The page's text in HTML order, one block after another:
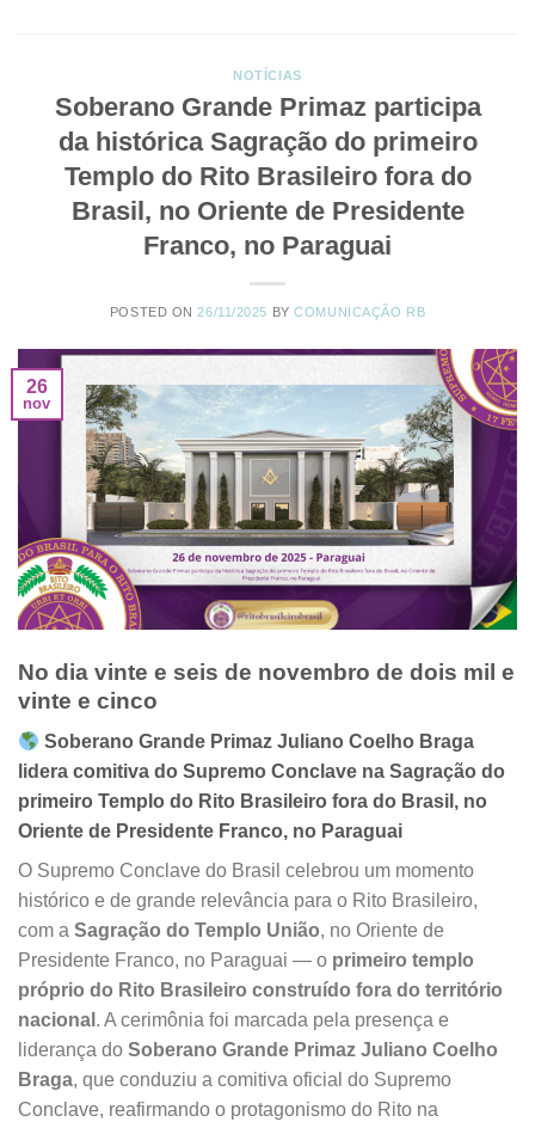
NOTÍCIAS
Soberano Grande Primaz participa
da histórica Sagração do primeiro
Templo do Rito Brasileiro fora do
Brasil, no Oriente de Presidente
Franco, no Paraguai
POSTED ON26/11/2025 BYCOMUNICAÇÃO RB
26
nov
No dia vinte e seis de novembro de dois mil e
vinte e cinco
Soberano Grande Primaz Juliano Coelho Braga
lidera comitiva do Supremo Conclave na Sagração do
primeiro Templo do Rito Brasileiro fora do Brasil, no
Oriente de Presidente Franco, no Paraguai
O Supremo Conclave do Brasil celebrou um momento
histórico e de grande relevância para o Rito Brasileiro,
com a Sagração do Templo União, no Oriente de
Presidente Franco, no Paraguai — o primeiro templo
próprio do Rito Brasileiro construído fora do território
nacional . A cerimônia foi marcada pela presença e
liderança do Soberano Grande Primaz Juliano Coelho
Braga, que conduziu a comitiva oficial do Supremo
Conclave, reafirmando o protagonismo do Rito na